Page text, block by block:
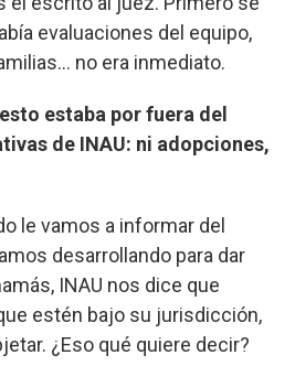
evaluaciones del equipo,
no era inmediato.
estaba por fuera del
de INAU: ni adopciones,
le vamos a informar del
desarrollando para dar
INAU nos dice que
estén bajo su jurisdicción,
¿Eso qué quiere decir?